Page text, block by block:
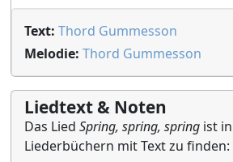
Text: Thord Gummesson
Melodie: Thord Gummesson
Liedtext & Noten
Das Lied Spring, spring, spring ist
Liederbüchern mit Text zu finden: